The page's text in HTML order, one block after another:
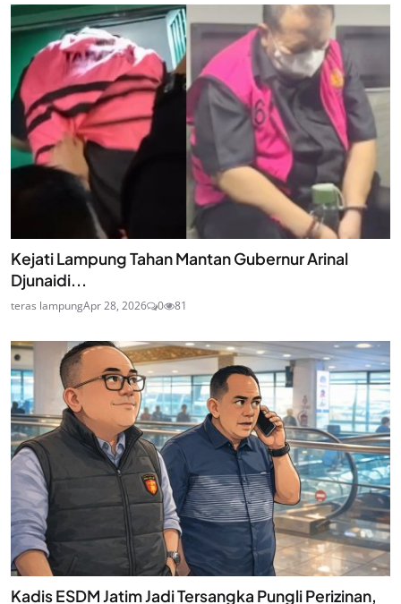
Kejati Lampung Tahan Mantan Gubernur Arinal
Djunaidi...
teras lampungApr 28, 2026 0 81
Kadis ESDM Jatim Jadi Tersangka Pungli Perizinan,